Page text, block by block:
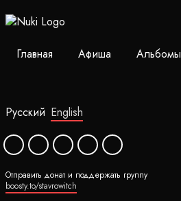
Главная Афиша Альбомы
Русский English
Отправить донат и поддержать группу
boosty.to/stavrowitch